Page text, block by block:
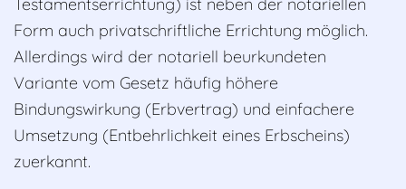
Form auch privatschriftliche Errichtung möglich.
Allerdings wird der notariell beurkundeten
Variante vom Gesetz häufig höhere
Bindungswirkung (Erbvertrag) und einfachere
Umsetzung (Entbehrlichkeit eines Erbscheins)
zuerkannt.